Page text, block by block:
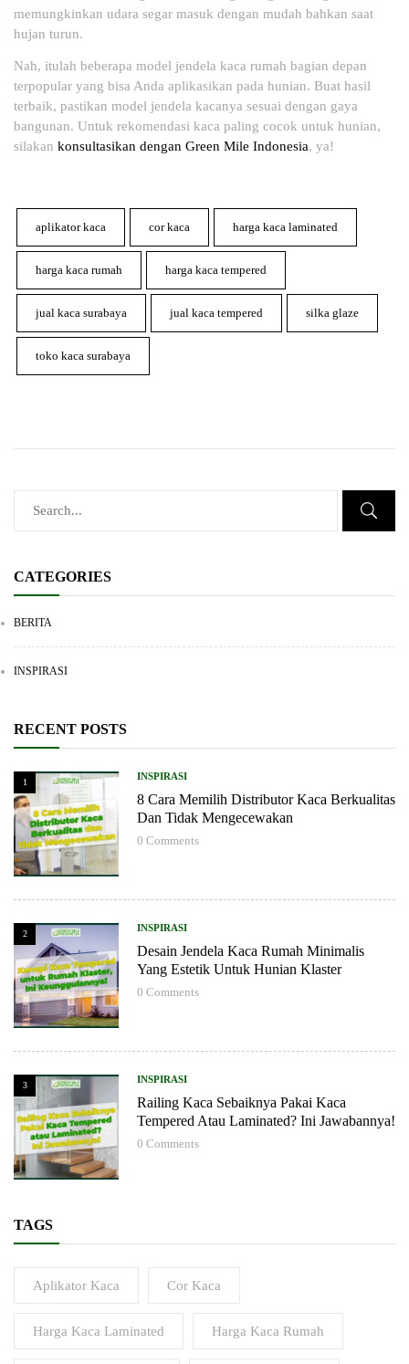
memungkinkan udara segar masuk dengan mudah bahkan saat
hujan turun.
Nah, itulah beberapa model jendela kaca rumah bagian depan
terpopular yang bisa Anda aplikasikan pada hunian. Buat hasil
terbaik, pastikan model jendela kacanya sesuai dengan gaya
bangunan. Untuk rekomendasi kaca paling cocok untuk hunian,
silakan konsultasikan dengan Green Mile Indonesia, ya!
aplikator kaca cor kaca harga kaca laminated
harga kaca rumah harga kaca tempered
jual kaca surabaya jual kaca tempered silka glaze
toko kaca surabaya
CATEGORIES
BERITA
INSPIRASI
RECENT POSTS
1
INSPIRASI
8 Cara Memilih Distributor Kaca Berkualitas
Dan Tidak Mengecewakan
0 Comments
2
INSPIRASI
Desain Jendela Kaca Rumah Minimalis
Yang Estetik Untuk Hunian Klaster
0 Comments
3
INSPIRASI
Railing Kaca Sebaiknya Pakai Kaca
Tempered Atau Laminated? Ini Jawabannya!
0 Comments
TAGS
Aplikator Kaca Cor Kaca
Harga Kaca Laminated Harga Kaca Rumah